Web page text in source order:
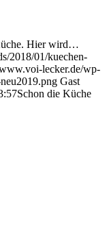
Hier wird…
2018/01/kuechen-
lecker.de/wp-
Gast
Schon die Küche